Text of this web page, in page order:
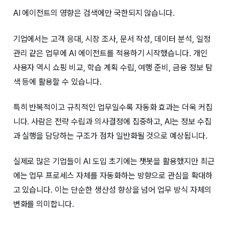
AI 에이전트의 영향은 검색에만 국한되지 않습니다.
기업에서는 고객 응대, 시장 조사, 문서 작성, 데이터 분석, 일정
관리 같은 업무에 AI 에이전트를 적용하기 시작했습니다. 개인
사용자 역시 쇼핑 비교, 학습 계획 수립, 여행 준비, 금융 정보 탐
색 등에 활용할 수 있습니다.
특히 반복적이고 규칙적인 업무일수록 자동화 효과는 더욱 커집
니다. 사람은 전략 수립과 의사결정에 집중하고, AI는 정보 수집
과 실행을 담당하는 구조가 점차 일반화될 것으로 예상됩니다.
실제로 많은 기업들이 AI 도입 초기에는 챗봇을 활용했지만 최근
에는 업무 프로세스 자체를 자동화하는 방향으로 관심을 확대하
고 있습니다. 이는 단순한 생산성 향상을 넘어 업무 방식 자체의
변화를 의미합니다.